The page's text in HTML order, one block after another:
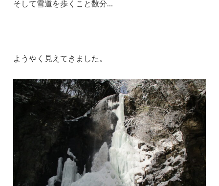
そして雪道を歩くこと数分…
ようやく見えてきました。